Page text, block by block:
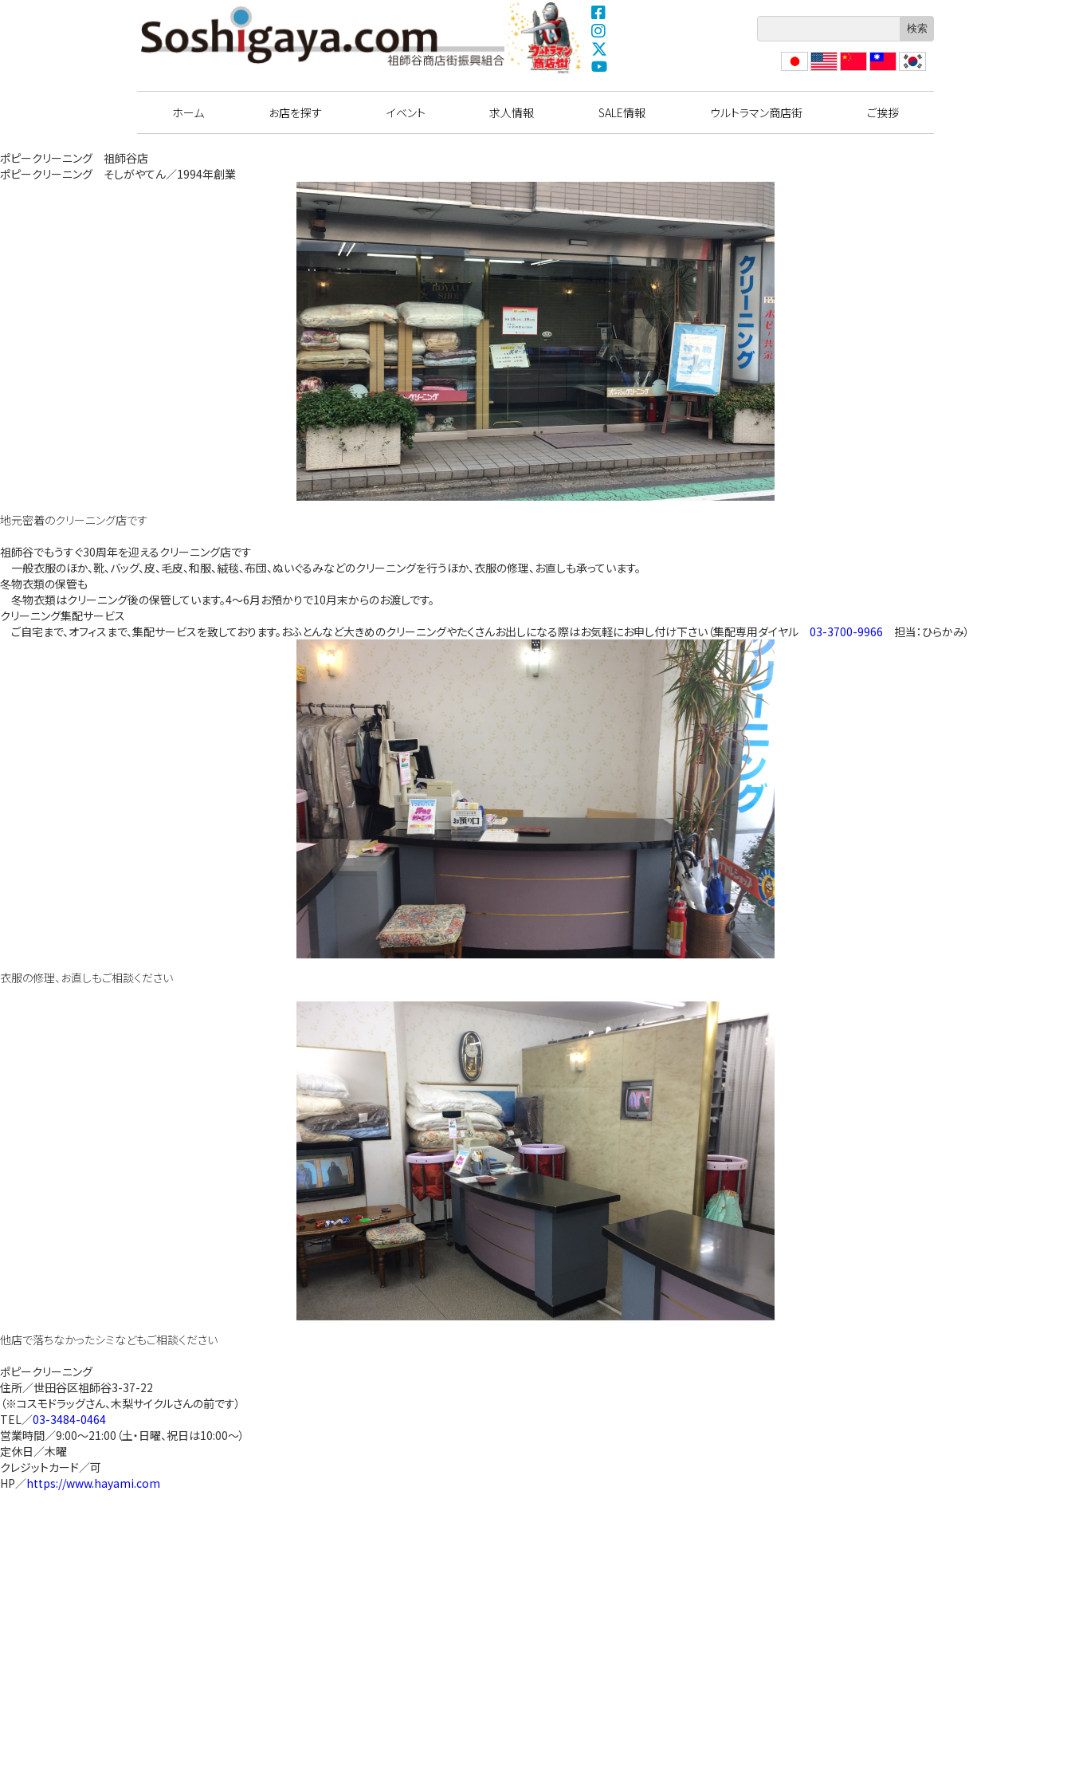
Fa
ce
bo
ok
Ins
tag
m
X(
itte
r)
ub
e
語
sh
中文 中文
ホーム お店を探す イベント 求人情報 SALE情報 ウルトラマン商店街 ご挨拶
ポピークリーニング 祖師谷店
ポピークリーニング そしがやてん／1994年創業
地元密着のクリーニング店です
祖師谷でもうすぐ30周年を迎えるクリーニング店です
一般衣服のほか、靴、バッグ、皮、毛皮、和服、絨毯、布団、ぬいぐるみなどのクリーニングを行うほか、衣服の修理、お直しも承っています。
冬物衣類の保管も
冬物衣類はクリーニング後の保管しています。4～6月お預かりで10月末からのお渡しです。
クリーニング集配サービス
ご自宅まで、オフィスまで、集配サービスを致しております。おふとんなど大きめのクリーニングやたくさんお出しになる際はお気軽にお申し付け下さい（集配専用ダイヤル 03-3700-9966 担当：ひらかみ）
衣服の修理、お直しもご相談ください
他店で落ちなかったシミなどもご相談ください
ポピークリーニング
住所／世田谷区祖師谷3-37-22
（※コスモドラッグさん、木梨サイクルさんの前です）
TEL／03-3484-0464
営業時間／9:00～21:00（土・日曜、祝日は10:00～）
定休日／木曜
クレジットカード／可
HP／https://www.hayami.com